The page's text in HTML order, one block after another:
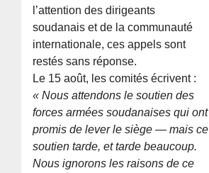
l’attention des dirigeants
soudanais et de la communauté
internationale, ces appels sont
restés sans réponse.
Le 15 août, les comités écrivent :
« Nous attendons le soutien des
forces armées soudanaises qui ont
promis de lever le siège — mais ce
soutien tarde, et tarde beaucoup.
Nous ignorons les raisons de ce